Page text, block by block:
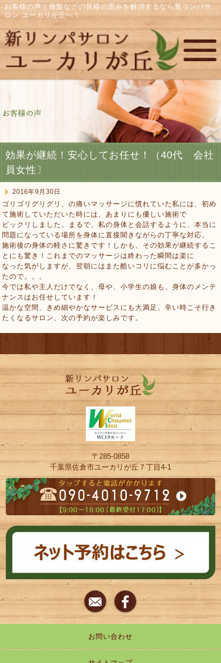
お客様の声 | 骨盤などの骨格の歪みを解消するなら新リンパサ
ロン ユーカリが丘へ！
効果が継続！安心してお任せ！（40代 会社
員女性〕
2016年9月30日
ゴリゴリグリグリ、の痛いマッサージに慣れていた私には、初め
て施術していただいた時には、あまりにも優しい施術で
ビックリしました。まるで、私の身体と会話するように、本当に
問題になっている場所を身体に直接聞きながらの丁寧な対応。
施術後の身体の軽さに驚きです！しかも、その効果が継続するこ
とにも驚き！これまでのマッサージは終わった瞬間は楽に
なった気がしますが、翌朝にはまた酷いコリに悩むことが多かっ
たので。。。
今では私や主人だけでなく、母や、小学生の娘も、身体のメンテ
ナンスはお任せしています！
温かな空間、きめ細やかなサービスにも大満足。辛い時こそ行き
たくなるサロン、次の予約が楽しみです。
〒285-0858
千葉県佐倉市ユーカリが丘７丁目4-1
お問い合わせ